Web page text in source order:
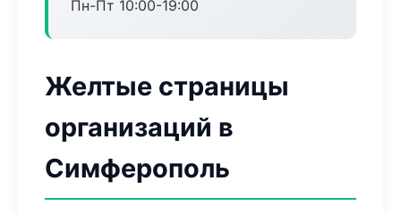
Пн-Пт 10:00-19:00
Желтые страницы
организаций в
Симферополь